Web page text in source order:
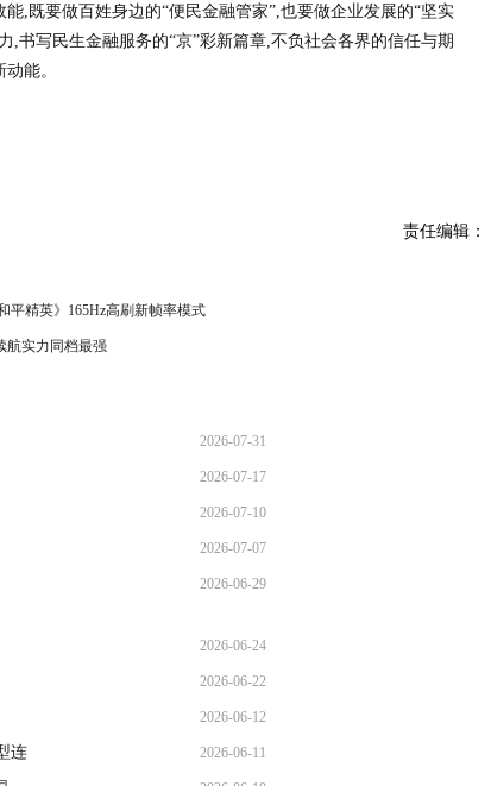
,既要做百姓身边的“便民金融管家”,也要做企业发展的“坚实
,书写民生金融服务的“京”彩新篇章,不负社会各界的信任与期
能。
责任编辑：
平精英》165Hz高刷新帧率模式
航实力同档最强
2026-07-31
16:49:57
2026-07-17
10:39:43
2026-07-10
09:26:07
2026-07-07
14:18:25
2026-06-29
2026-06-24
12:04:10
2026-06-22
15:20:38
2026-06-12
09:39:36
连 2026-06-11